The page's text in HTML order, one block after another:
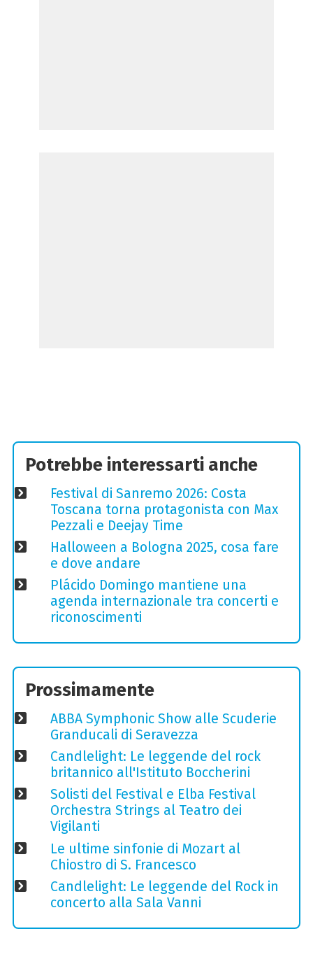
Potrebbe interessarti anche
Festival di Sanremo 2026: Costa
Toscana torna protagonista con Max
Pezzali e Deejay Time
Halloween a Bologna 2025, cosa fare
e dove andare
Plácido Domingo mantiene una
agenda internazionale tra concerti e
riconoscimenti
Prossimamente
ABBA Symphonic Show alle Scuderie
Granducali di Seravezza
Candlelight: Le leggende del rock
britannico all'Istituto Boccherini
Solisti del Festival e Elba Festival
Orchestra Strings al Teatro dei
Vigilanti
Le ultime sinfonie di Mozart al
Chiostro di S. Francesco
Candlelight: Le leggende del Rock in
concerto alla Sala Vanni